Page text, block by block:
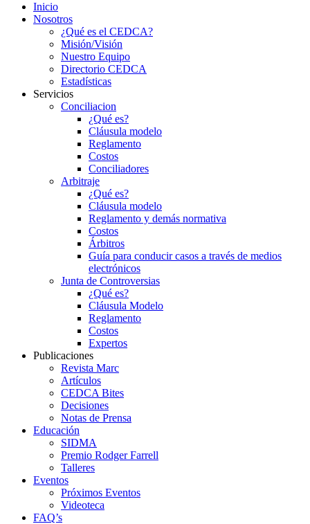
Inicio
Nosotros
¿Qué es el CEDCA?
Misión/Visión
Nuestro Equipo
Directorio CEDCA
Estadísticas
Servicios
Conciliacion
¿Qué es?
Cláusula modelo
Reglamento
Costos
Conciliadores
Arbitraje
¿Qué es?
Cláusula modelo
Reglamento y demás normativa
Costos
Árbitros
Guía para conducir casos a través de medios
electrónicos
Junta de Controversias
¿Qué es?
Cláusula Modelo
Reglamento
Costos
Expertos
Publicaciones
Revista Marc
Artículos
CEDCA Bites
Decisiones
Notas de Prensa
Educación
SIDMA
Premio Rodger Farrell
Talleres
Eventos
Próximos Eventos
Videoteca
FAQ’s